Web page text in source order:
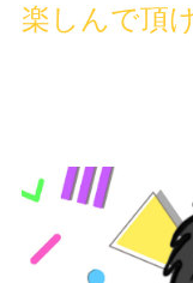
楽しんで頂